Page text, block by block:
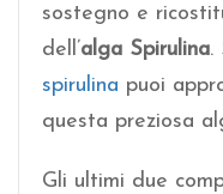
sostegno e
dell’alga Spirulina.
spirulina puoi
questa preziosa
Gli ultimi due